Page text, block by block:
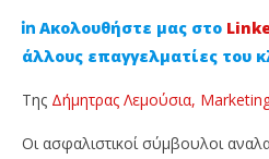
Ακολουθήστε μας στο
άλλους επαγγελματίες του
Της Δήμητρας Λεμούσια,
Οι ασφαλιστικοί σύμβουλοι